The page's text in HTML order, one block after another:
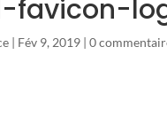
favicon-
| Fév 9, 2019 |0